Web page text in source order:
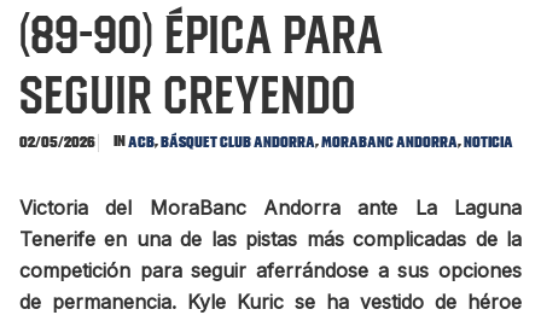
(89-90) Épica para
seguir creyendo
02/05/2026 InACB,Básquet Club Andorra,MoraBanc Andorra,Noticia
Victoria del MoraBanc Andorra ante La Laguna
Tenerife en una de las pistas más complicadas de la
competición para seguir aferrándose a sus opciones
de permanencia. Kyle Kuric se ha vestido de héroe